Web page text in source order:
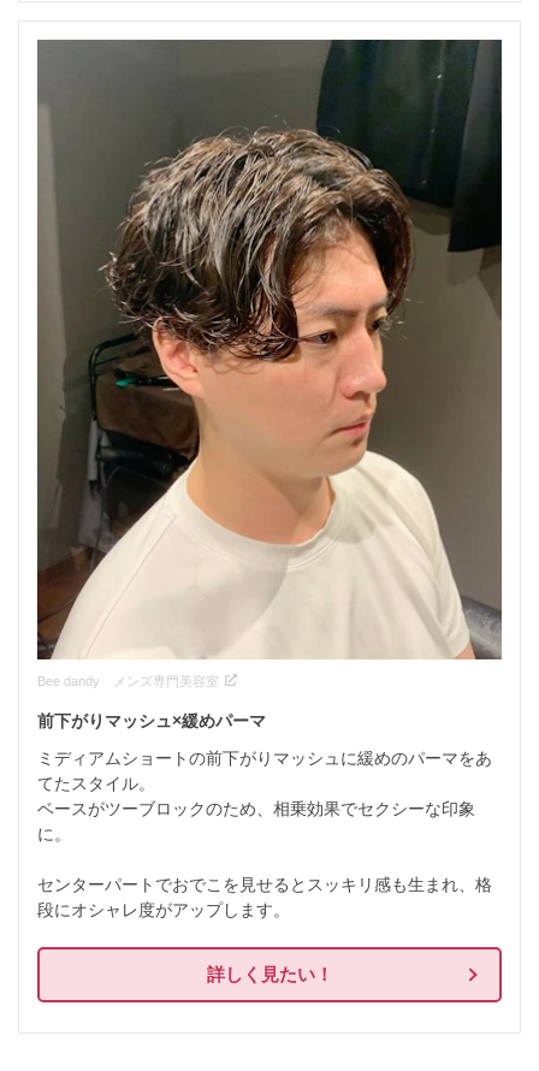
Bee dandy メンズ専門美容室
前下がりマッシュ×緩めパーマ
ミディアムショートの前下がりマッシュに緩めのパーマをあ
てたスタイル。
ベースがツーブロックのため、相乗効果でセクシーな印象
に。
センターパートでおでこを見せるとスッキリ感も生まれ、格
段にオシャレ度がアップします。
詳しく見たい！